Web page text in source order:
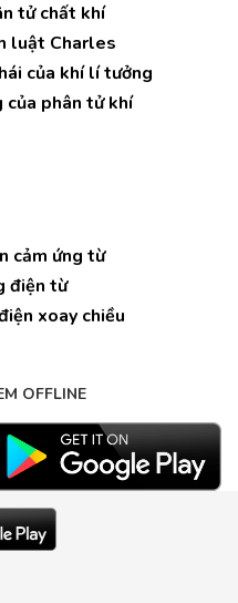
tử chất khí
luật Charles
của khí lí tưởng
của phân tử khí
cảm ứng từ
điện từ
xoay chiều
OFFLINE